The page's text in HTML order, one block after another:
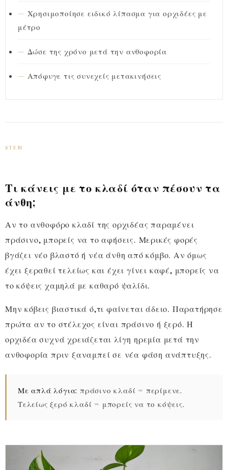
Χρησιμοποίησε ειδικό λίπασμα για ορχιδέες με
μέτρο
Δώσε της χρόνο μετά την ανθοφορία
Απόφυγε τις συνεχείς μετακινήσεις
STEM
Τι κάνεις με το κλαδί όταν πέσουν τα
άνθη;
Αν το ανθοφόρο κλαδί της ορχιδέας παραμένει
πράσινο, μπορείς να το αφήσεις. Μερικές φορές
βγάζει νέο βλαστό ή νέα άνθη από κόμβο. Αν όμως
έχει ξεραθεί τελείως και έχει γίνει καφέ, μπορείς να
το κόψεις χαμηλά με καθαρό ψαλίδι.
Μην κόβεις βιαστικά ό,τι φαίνεται άδειο. Παρατήρησε
πρώτα αν το στέλεχος είναι πράσινο ή ξερό. Η
ορχιδέα συχνά χρειάζεται λίγη ηρεμία μετά την
ανθοφορία πριν ξαναμπεί σε νέα φάση ανάπτυξης.
Με απλά λόγια: πράσινο κλαδί = περίμενε.
Τελείως ξερό κλαδί = μπορείς να το κόψεις.